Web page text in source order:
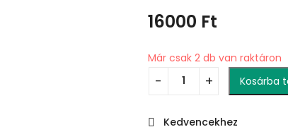
16000 Ft
Már csak 2 db van raktáron
Kosárba
Kedvencekhez